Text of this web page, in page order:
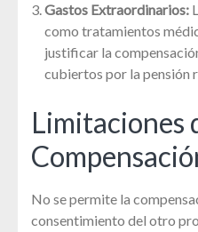
Gastos Extraordinarios:
como tratamientos
justificar la
cubiertos por la pensión
Limitaciones
No se permite la
consentimiento del otro